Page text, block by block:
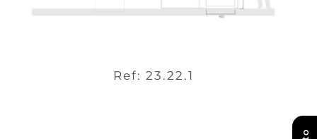
Ref: 23.22.1